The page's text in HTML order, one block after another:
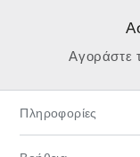
Αγοράστε
Πληροφορίες